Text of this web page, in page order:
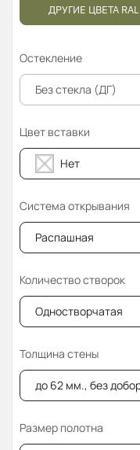
ДРУГИЕ ЦВЕТА RAL
Остекление
Без стекла (ДГ)
Цвет вставки
Нет
Система открывания
Распашная
Количество створок
Одностворчатая
Толщина стены
до 62 мм., без
Размер полотна